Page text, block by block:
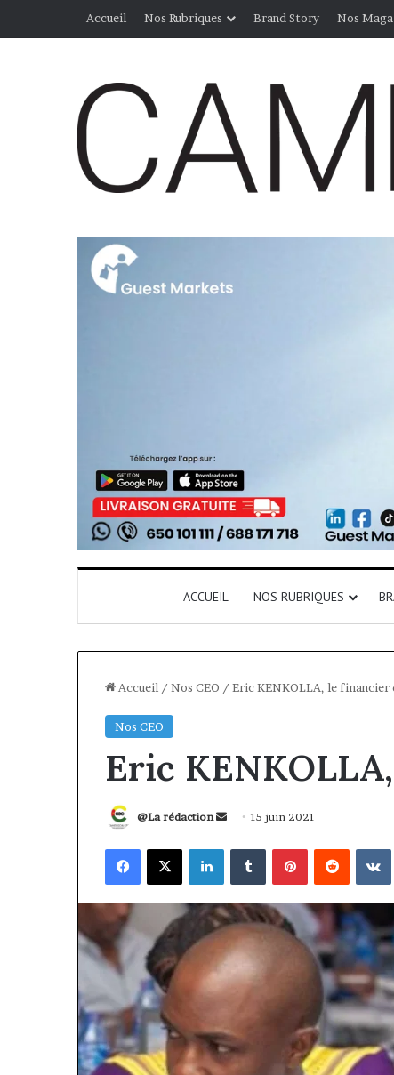
Accueil Nos Rubriques Brand Story Nos
ACCUEIL NOS RUBRIQUES
Accueil / Nos CEO / Eric KENKOLLA, le
Nos CEO
Eric
@La rédaction
Envoyer
courriel
15 juin 2021
Facebook
X LinkedinTumblrPinterestReddit